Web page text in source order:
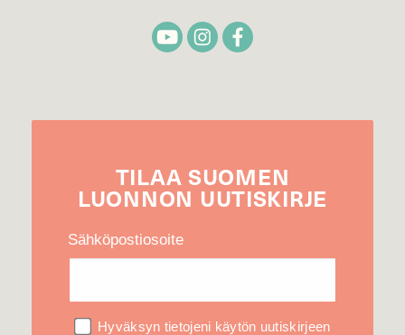
TILAA SUOMEN
LUONNON UUTIS­KIRJE
Sähköpostiosoite
Hyväksyn tietojeni käytön uutiskirjeen